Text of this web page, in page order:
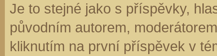
Je to stejné jako s příspěvky,
původním autorem,
kliknutím na první příspěvek v